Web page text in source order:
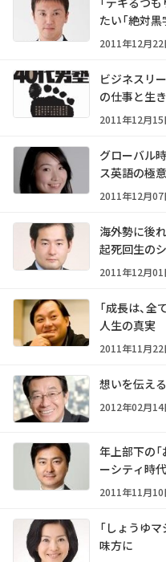
たい「絶対黒
2011年12月
ビジネスリ
の仕事と生き
2011年12月
グローバル
ス英語の極意
2011年12月
海外勢に後
起死回生の
2011年12月
「成長は、
人生の真実
2011年11月
想いを伝え
2012年02月
年上部下の
ーシティ時
2011年11月
「しょうゆマ
味方に